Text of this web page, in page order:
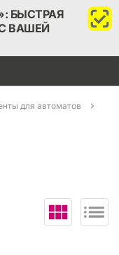
БЫСТРАЯ
ВАШЕЙ
для автоматов